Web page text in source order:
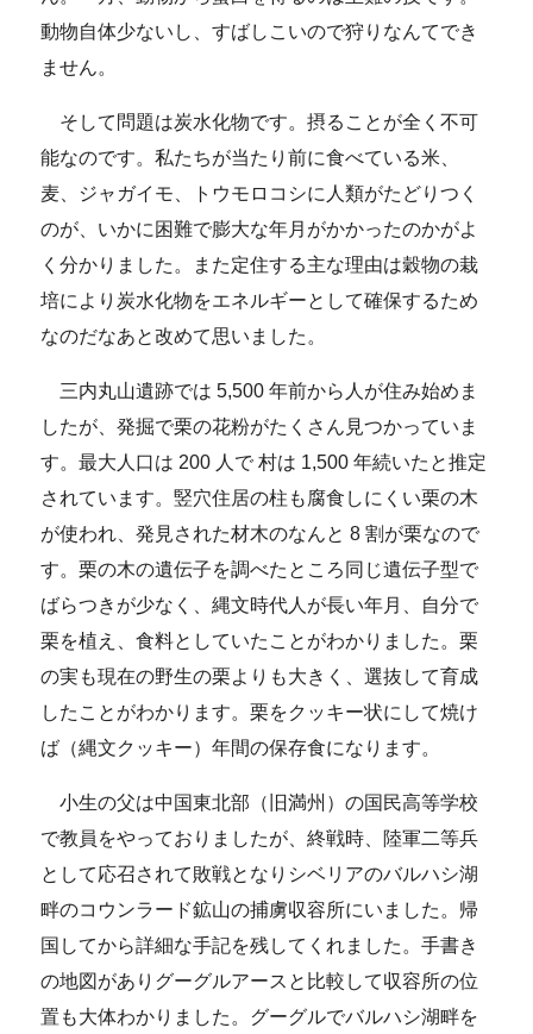
動物自体少ないし、すばしこいので狩りなんてでき
ません。
そして問題は炭水化物です。摂ることが全く不可
能なのです。私たちが当たり前に食べている米、
麦、ジャガイモ、トウモロコシに人類がたどりつく
のが、いかに困難で膨大な年月がかかったのかがよ
く分かりました。また定住する主な理由は穀物の栽
培により炭水化物をエネルギーとして確保するため
なのだなあと改めて思いました。
三内丸山遺跡では 5,500 年前から人が住み始めま
したが、発掘で栗の花粉がたくさん見つかっていま
す。最大人口は 200 人で 村は 1,500 年続いたと推定
されています。竪穴住居の柱も腐食しにくい栗の木
が使われ、発見された材木のなんと 8 割が栗なので
す。栗の木の遺伝子を調べたところ同じ遺伝子型で
ばらつきが少なく、縄文時代人が長い年月、自分で
栗を植え、食料としていたことがわかりました。栗
の実も現在の野生の栗よりも大きく、選抜して育成
したことがわかります。栗をクッキー状にして焼け
ば（縄文クッキー）年間の保存食になります。
小生の父は中国東北部（旧満州）の国民高等学校
で教員をやっておりましたが、終戦時、陸軍二等兵
として応召されて敗戦となりシベリアのバルハシ湖
畔のコウンラード鉱山の捕虜収容所にいました。帰
国してから詳細な手記を残してくれました。手書き
の地図がありグーグルアースと比較して収容所の位
置も大体わかりました。グーグルでバルハシ湖畔を